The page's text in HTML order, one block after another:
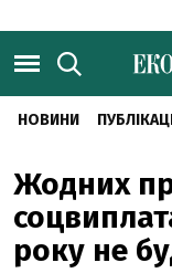
НОВИНИ
Жодних
року не